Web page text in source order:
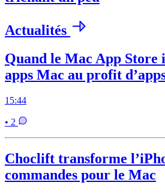
Actualités
Quand le Mac App Store
apps Mac au profit
15:44
• 2
Choclift transforme
commandes pour le Mac